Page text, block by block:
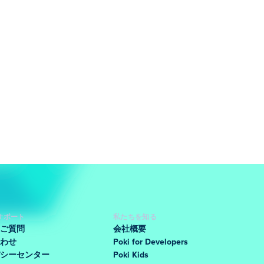
ポート
質問
せ
ーセンター
私たちを知る
会社概要
Poki for Developers
Poki Kids